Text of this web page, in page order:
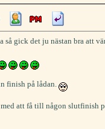
så gick det ju nästan bra att
finish på lådan.
att få till någon slutfinish